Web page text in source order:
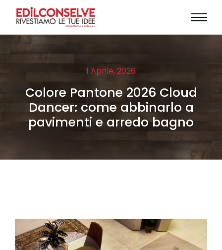
1 Aprile, 2026
Colore Pantone 2026 Cloud
Dancer: come abbinarlo a
pavimenti e arredo bagno